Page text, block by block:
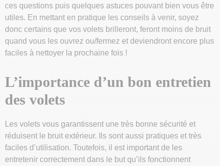
ces questions puis quelques astuces pouvant bien vous être
utiles. En mettant en pratique les conseils à venir, soyez
donc certains que vos volets brilleront, feront moins de bruit
quand vous les ouvrez ou/fermez et deviendront encore plus
faciles à nettoyer la prochaine fois !
L’importance d’un bon entretien
des volets
Les volets vous garantissent une très bonne sécurité et
réduisent le bruit extérieur. Ils sont aussi pratiques et très
faciles d’utilisation. Toutefois, il est important de les
entretenir correctement dans le but qu’ils fonctionnent